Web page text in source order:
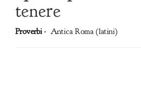
tenere
Proverbi · Antica Roma (latini)